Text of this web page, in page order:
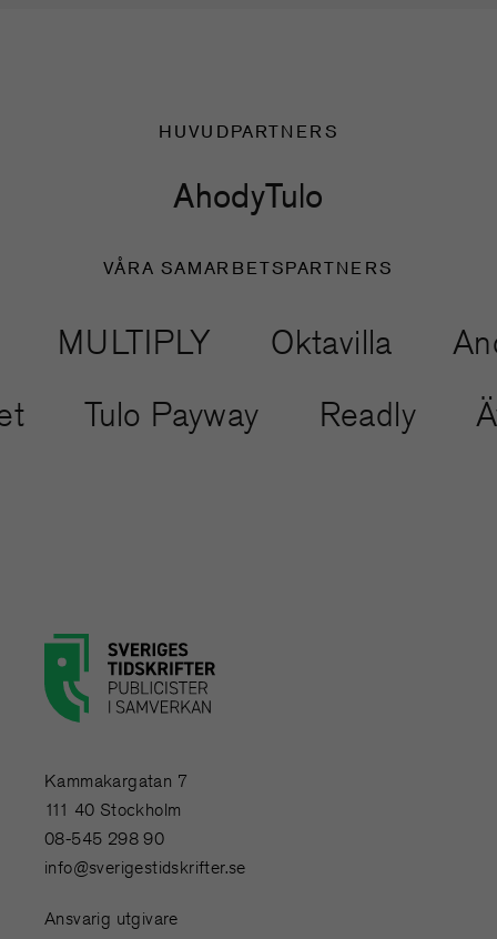
HUVUDPARTNERS
AhodyTulo
VÅRA SAMARBETSPARTNERS
Oktavilla
Another
Tulo Payway
Äventyret
Kammakargatan 7
111 40 Stockholm
08-545 298 90
info@sverigestidskrifter.se
Ansvarig utgivare